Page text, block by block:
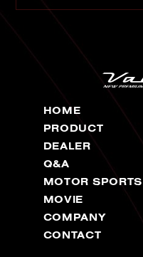
HOME
PRODUCT
DEALER
Q&A
MOTOR SPORTS
MOVIE
COMPANY
CONTACT